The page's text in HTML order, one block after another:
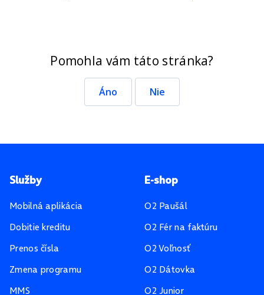
Pomohla vám táto stránka?
Áno Nie
Pätička stránky
Služby
Mobilná aplikácia
Dobitie kreditu
Prenos čísla
Zmena programu
MMS
E-shop
O2 Paušál
O2 Fér na faktúru
O2 Voľnosť
O2 Dátovka
O2 Junior